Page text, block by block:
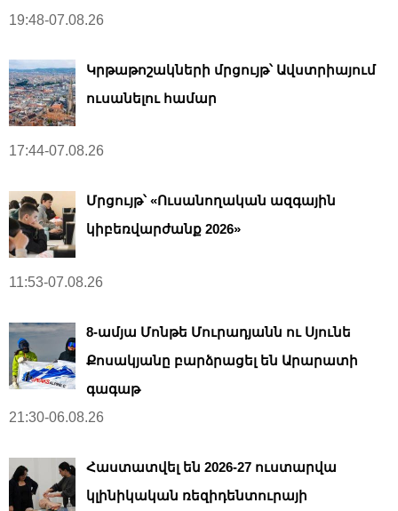
19:48-07.08.26
Կրթաթոշակների մրցույթ՝ Ավստրիայում
ուսանելու համար
17:44-07.08.26
Մրցույթ՝ «Ուսանողական ազգային
կիբեռվարժանք 2026»
11:53-07.08.26
8-ամյա Մոնթե Մուրադյանն ու Սյունե
Քոսակյանը բարձրացել են Արարատի
գագաթ
21:30-06.08.26
Հաստատվել են 2026-27 ուստարվա
կլինիկական ռեզիդենտուրայի